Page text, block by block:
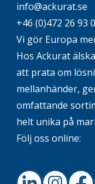
info@ackurat.se
+46 (0)472 26 93
Vi gör Europa
Hos Ackurat
att prata om
mellanhänder,
omfattande
helt unika på
Följ oss online: